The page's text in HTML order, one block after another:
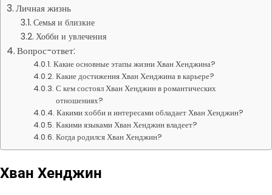
Личная жизнь
Семья и близкие
Хобби и увлечения
Вопрос-ответ:
Какие основные этапы жизни Хван Хенджина?
Какие достижения Хван Хенджина в карьере?
С кем состоял Хван Хенджин в романтических
отношениях?
Какими хобби и интересами обладает Хван Хенджин?
Какими языками Хван Хенджин владеет?
Когда родился Хван Хенджин?
Хван Хенджин